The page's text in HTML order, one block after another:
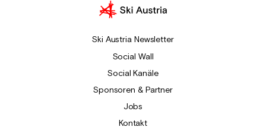
Ski Austria Newsletter
Social Wall
Social Kanäle
Sponsoren & Partner
Jobs
Kontakt